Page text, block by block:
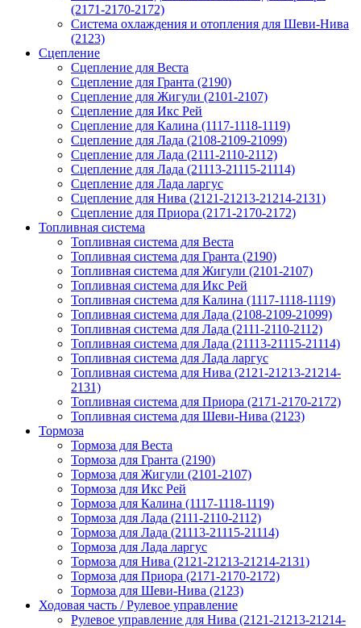
(2171-2170-2172)
Система охлаждения и отопления для Шеви-Нива
(2123)
Сцепление
Сцепление для Веста
Сцепление для Гранта (2190)
Сцепление для Жигули (2101-2107)
Сцепление для Икс Рей
Сцепление для Калина (1117-1118-1119)
Сцепление для Лада (2108-2109-21099)
Сцепление для Лада (2111-2110-2112)
Сцепление для Лада (21113-21115-21114)
Сцепление для Лада ларгус
Сцепление для Нива (2121-21213-21214-2131)
Сцепление для Приора (2171-2170-2172)
Топливная система
Топливная система для Веста
Топливная система для Гранта (2190)
Топливная система для Жигули (2101-2107)
Топливная система для Икс Рей
Топливная система для Калина (1117-1118-1119)
Топливная система для Лада (2108-2109-21099)
Топливная система для Лада (2111-2110-2112)
Топливная система для Лада (21113-21115-21114)
Топливная система для Лада ларгус
Топливная система для Нива (2121-21213-21214-
2131)
Топливная система для Приора (2171-2170-2172)
Топливная система для Шеви-Нива (2123)
Тормоза
Тормоза для Веста
Тормоза для Гранта (2190)
Тормоза для Жигули (2101-2107)
Тормоза для Икс Рей
Тормоза для Калина (1117-1118-1119)
Тормоза для Лада (2111-2110-2112)
Тормоза для Лада (21113-21115-21114)
Тормоза для Лада ларгус
Тормоза для Нива (2121-21213-21214-2131)
Тормоза для Приора (2171-2170-2172)
Тормоза для Шеви-Нива (2123)
Ходовая часть / Рулевое управление
Рулевое управление для Нива (2121-21213-21214-